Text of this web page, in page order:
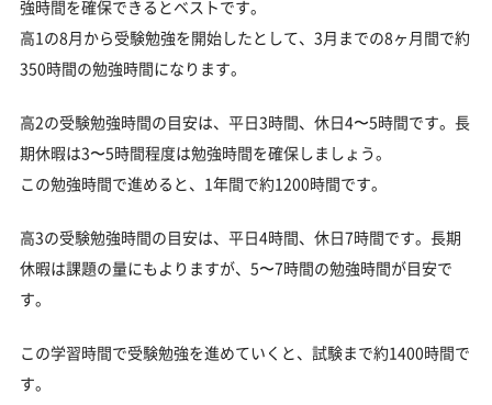
強時間を確保できるとベストです。
高1の8月から受験勉強を開始したとして、3月までの8ヶ月間で約
350時間の勉強時間になります。
高2の受験勉強時間の目安は、平日3時間、休日4〜5時間です。長
期休暇は3〜5時間程度は勉強時間を確保しましょう。
この勉強時間で進めると、1年間で約1200時間です。
高3の受験勉強時間の目安は、平日4時間、休日7時間です。長期
休暇は課題の量にもよりますが、5〜7時間の勉強時間が目安で
す。
この学習時間で受験勉強を進めていくと、試験まで約1400時間で
す。